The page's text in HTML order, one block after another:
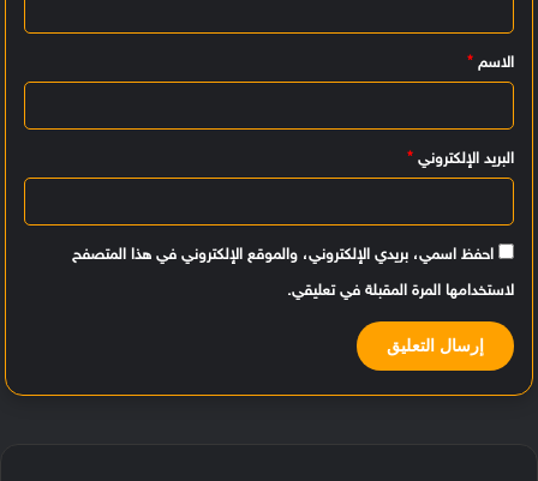
ي
ق
الاسم *
البريد الإلكتروني *
احفظ اسمي، بريدي الإلكتروني، والموقع الإلكتروني في هذا المتصفح
لاستخدامها المرة المقبلة في تعليقي.